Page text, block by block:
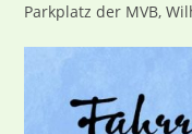
Parkplatz der MVB,